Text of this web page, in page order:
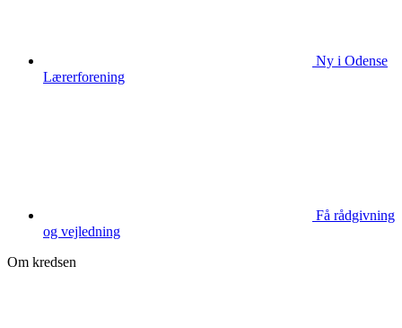
Ny i Odense
Lærerforening
Få rådgivning
og vejledning
Om kredsen